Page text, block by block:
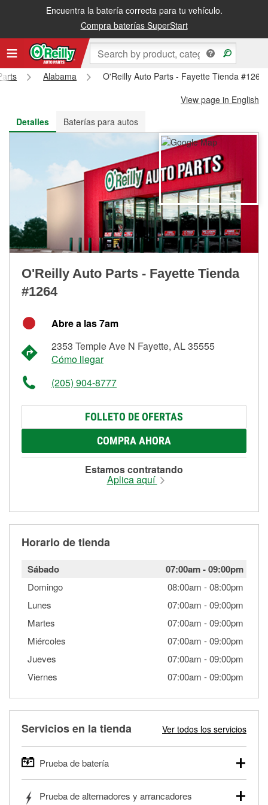
Encuentra la batería correcta para tu vehículo.
Compra baterías SuperStart
Recibe tu orden gratis al día siguiente o recógela en la tienda
Alabama
O'Reilly Auto Parts - Fayette Tienda #1264
View page in English
Detalles
Baterías para autos
O'Reilly Auto Parts - Fayette Tienda
#1264
Abre a las 7am
2353 Temple Ave N Fayette, AL 35555
Cómo llegar
(205) 904-8777
FOLLETO DE OFERTAS
COMPRA AHORA
Estamos contratando
Aplica aquí
Horario de tienda
Sábado 07:00am-09:00pm
Domingo 08:00am -08:00pm
Lunes
07:00am -09:00pm
Martes
07:00am -09:00pm
Miércoles
07:00am -09:00pm
Jueves
07:00am -09:00pm
Viernes
07:00am -09:00pm
Servicios en la tienda Ver todos los servicios
Prueba de batería
autos, camionetas, SUVs, vehículos comerciales y
Prueba de alternadores y arrancadores